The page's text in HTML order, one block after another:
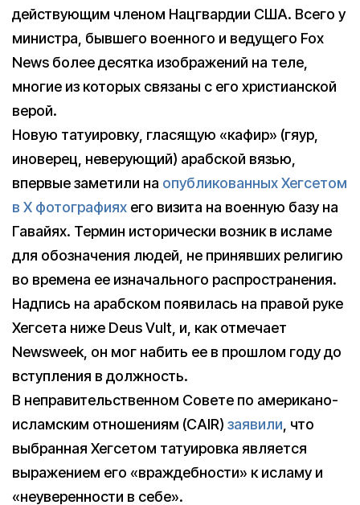
действующим членом Нацгвардии США. Всего у
министра, бывшего военного и ведущего Fox
News более десятка изображений на теле,
многие из которых связаны с его христианской
верой.
Новую татуировку, гласящую «кафир» (гяур,
иноверец, неверующий) арабской вязью,
впервые заметили на опубликованных Хегсетом
в X фотографиях его визита на военную базу на
Гавайях. Термин исторически возник в исламе
для обозначения людей, не принявших религию
во времена ее изначального распространения.
Надпись на арабском появилась на правой руке
Хегсета ниже Deus Vult, и, как отмечает
Newsweek, он мог набить ее в прошлом году до
вступления в должность.
В неправительственном Совете по американо-
исламским отношениям (CAIR) заявили, что
выбранная Хегсетом татуировка является
выражением его «враждебности» к исламу и
«неуверенности в себе».